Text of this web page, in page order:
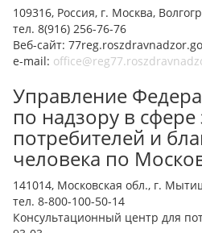
109316, Россия, г. Москва,
тел. 8(916) 256-76-76
Веб-сайт:
e-mail:
Управление
по надзору в
потребителей и
человека по
141014, Московская обл., г.
тел. 8-800-100-50-14
Консультационный центр для